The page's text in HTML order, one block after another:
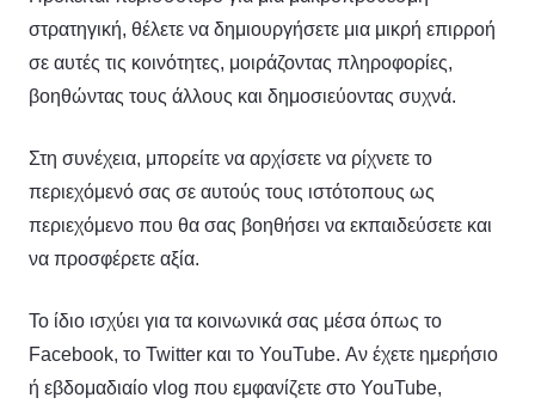
στρατηγική, θέλετε να δημιουργήσετε μια μικρή επιρροή
σε αυτές τις κοινότητες, μοιράζοντας πληροφορίες,
βοηθώντας τους άλλους και δημοσιεύοντας συχνά.
Στη συνέχεια, μπορείτε να αρχίσετε να ρίχνετε το
περιεχόμενό σας σε αυτούς τους ιστότοπους ως
περιεχόμενο που θα σας βοηθήσει να εκπαιδεύσετε και
να προσφέρετε αξία.
Το ίδιο ισχύει για τα κοινωνικά σας μέσα όπως το
Facebook, το Twitter και το YouTube. Αν έχετε ημερήσιο
ή εβδομαδιαίο vlog που εμφανίζετε στο YouTube,